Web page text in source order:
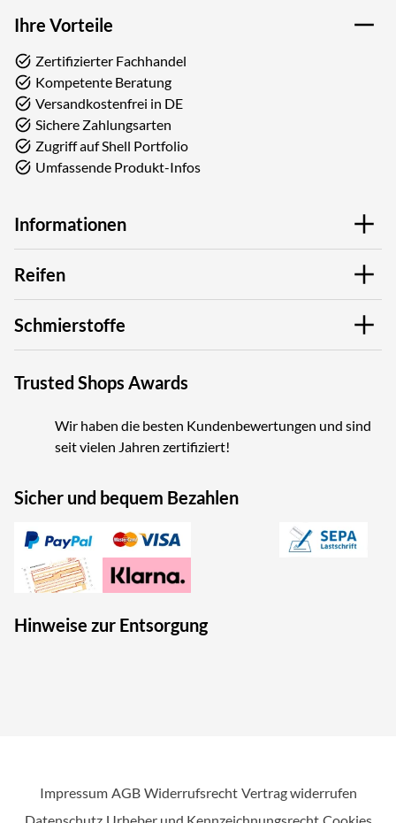
Ihre Vorteile
Zertifizierter Fachhandel
Kompetente Beratung
Versandkostenfrei in DE
Sichere Zahlungsarten
Zugriff auf Shell Portfolio
Umfassende Produkt-Infos
Informationen
Reifen
Schmierstoffe
Trusted Shops Awards
Wir haben die besten Kundenbewertungen und sind
seit vielen Jahren zertifiziert!
Sicher und bequem Bezahlen
Hinweise zur Entsorgung
Impressum AGB Widerrufsrecht Vertrag widerrufen